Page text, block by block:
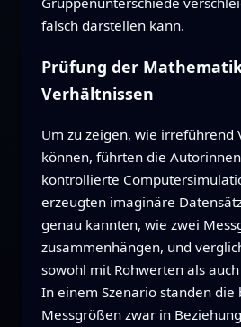
falsch darstellen kann.
Prüfung der
Verhältnissen
Um zu zeigen, wie irreführend
können, führten die
kontrollierte
erzeugten imaginäre
genau kannten, wie zwei
zusammenhängen, und
sowohl mit Rohwerten als
In einem Szenario standen die
Messgrößen zwar in